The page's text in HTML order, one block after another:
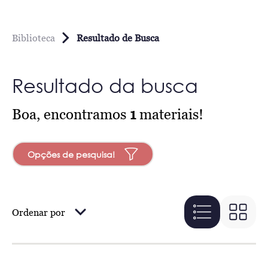
Biblioteca Resultado de Busca
Resultado da busca
Boa, encontramos 1materiais!
Opções de pesquisa!
Ordenar por